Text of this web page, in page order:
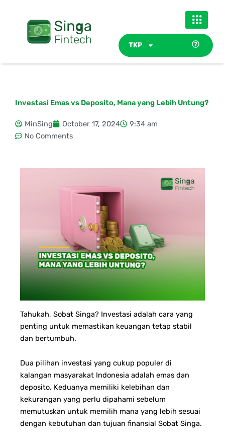
TKP
Investasi Emas vs Deposito, Mana yang Lebih Untung?
MinSing October 17, 2024
9:34 am
No Comments
Tahukah, Sobat Singa? Investasi adalah cara yang
penting untuk memastikan keuangan tetap stabil
dan bertumbuh.
Dua pilihan investasi yang cukup populer di
kalangan masyarakat Indonesia adalah emas dan
deposito. Keduanya memiliki kelebihan dan
kekurangan yang perlu dipahami sebelum
memutuskan untuk memilih mana yang lebih sesuai
dengan kebutuhan dan tujuan finansial Sobat Singa.